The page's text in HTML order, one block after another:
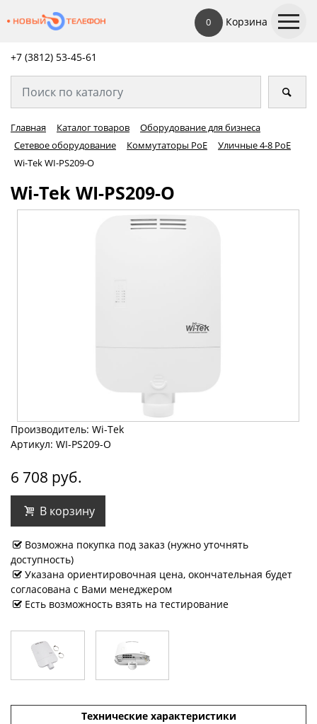
0 Корзина
+7 (3812) 53-45-61
Главная Каталог товаров
Оборудование для бизнеса
Сетевое оборудование
Коммутаторы PoE
Уличные 4-8 PoE
Wi-Tek WI-PS209-O
Wi-Tek WI-PS209-O
Производитель: Wi-Tek
Артикул: WI-PS209-O
6 708 руб.
В корзину
Возможна покупка под заказ (нужно уточнять
доступность)
Указана ориентировочная цена, окончательная будет
согласована с Вами менеджером
Есть возможность взять на тестирование
Технические характеристики